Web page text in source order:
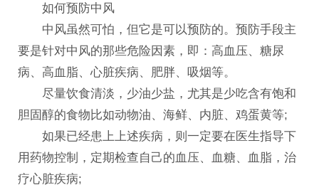
如何预防中风
中风虽然可怕，但它是可以预防的。预防手段主
要是针对中风的那些危险因素，即：高血压、糖尿
病、高血脂、心脏疾病、肥胖、吸烟等。
尽量饮食清淡，少油少盐，尤其是少吃含有饱和
胆固醇的食物比如动物油、海鲜、内脏、鸡蛋黄等;
如果已经患上上述疾病，则一定要在医生指导下
用药物控制，定期检查自己的血压、血糖、血脂，治
疗心脏疾病;